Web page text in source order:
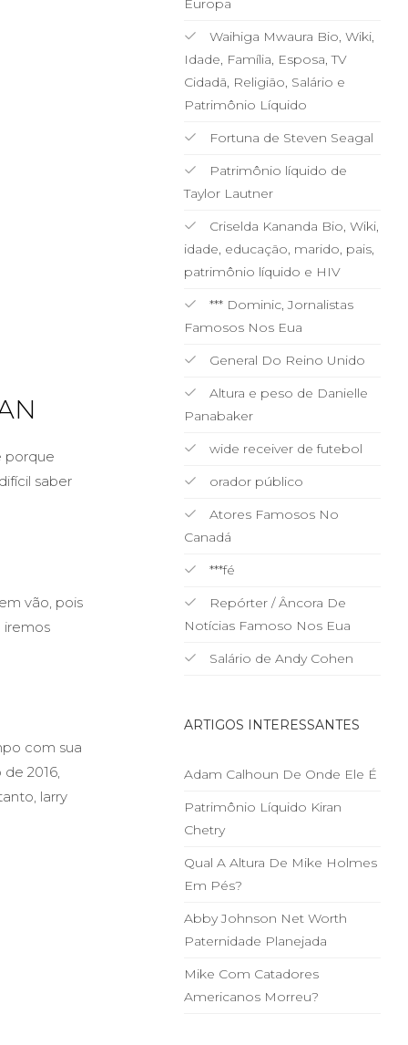
porque
saber
vão, pois
iremos
com sua
2016,
larry
Europa
Waihiga Mwaura Bio, Wiki,
Idade, Família, Esposa, TV
Cidadã, Religião, Salário e
Patrimônio Líquido
Fortuna de Steven Seagal
Patrimônio líquido de
Taylor Lautner
Criselda Kananda Bio, Wiki,
idade, educação, marido, pais,
patrimônio líquido e HIV
*** Dominic, Jornalistas
Famosos Nos Eua
General Do Reino Unido
Altura e peso de Danielle
Panabaker
wide receiver de futebol
orador público
Atores Famosos No
Canadá
***fé
Repórter / Âncora De
Notícias Famoso Nos Eua
Salário de Andy Cohen
ARTIGOS INTERESSANTES
Adam Calhoun De Onde Ele É
Patrimônio Líquido Kiran
Chetry
Qual A Altura De Mike Holmes
Em Pés?
Abby Johnson Net Worth
Paternidade Planejada
Mike Com Catadores
Americanos Morreu?